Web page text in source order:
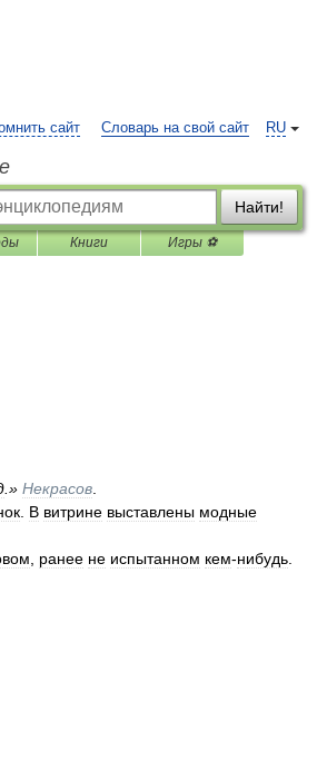
RU
сайт Словарь на свой сайт
Найти!
Книги Игры ⚽
.» Некрасов
В витрине выставлены модные
ранее не испытанном кем-нибудь